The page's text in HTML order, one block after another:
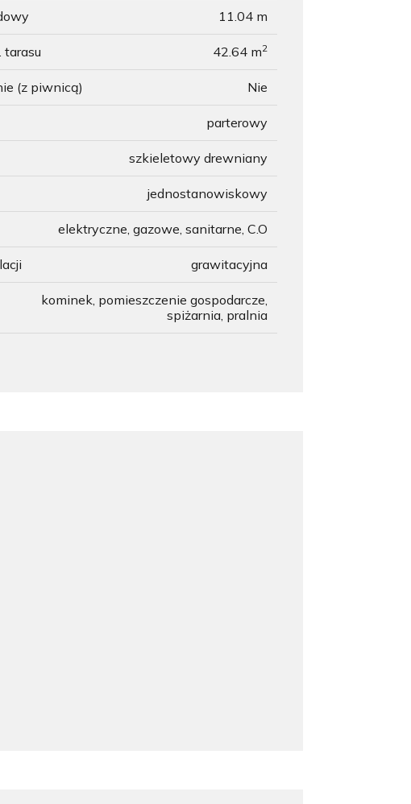
11.04 m
tarasu 42.64 m2
(z piwnicą) Nie
parterowy
szkieletowy drewniany
jednostanowiskowy
elektryczne, gazowe, sanitarne, C.O
grawitacyjna
kominek, pomieszczenie gospodarcze,
spiżarnia, pralnia